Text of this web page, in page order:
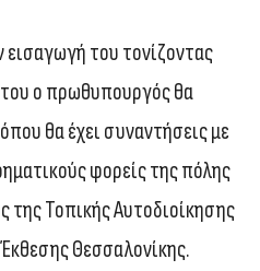
εισαγωγή του τονίζοντας
ο πρωθυπουργός θα
θα έχει συναντήσεις με
φορείς της πόλης
Τοπικής Αυτοδιοίκησης
Θεσσαλονίκης.